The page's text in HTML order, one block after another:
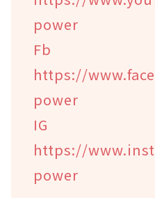
power
https://
power
https://
power